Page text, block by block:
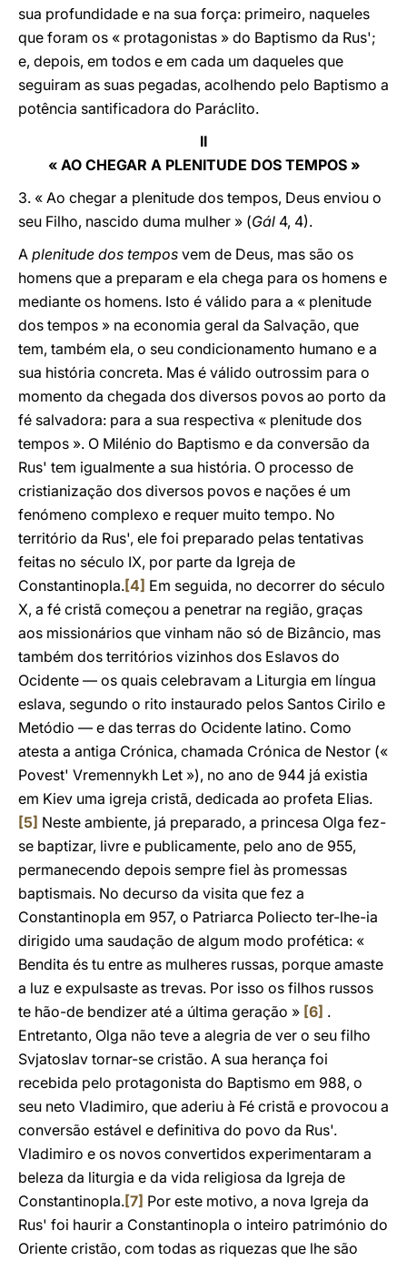
sua profundidade e na sua força: primeiro, naqueles
que foram os « protagonistas » do Baptismo da Rus';
e, depois, em todos e em cada um daqueles que
seguiram as suas pegadas, acolhendo pelo Baptismo a
potência santificadora do Paráclito.
II
« AO CHEGAR A PLENITUDE DOS TEMPOS »
3. « Ao chegar a plenitude dos tempos, Deus enviou o
seu Filho, nascido duma mulher » (Gál 4, 4).
A plenitude dos tempos vem de Deus, mas são os
homens que a preparam e ela chega para os homens e
mediante os homens. Isto é válido para a « plenitude
dos tempos » na economia geral da Salvação, que
tem, também ela, o seu condicionamento humano e a
sua história concreta. Mas é válido outrossim para o
momento da chegada dos diversos povos ao porto da
fé salvadora: para a sua respectiva « plenitude dos
tempos ». O Milénio do Baptismo e da conversão da
Rus' tem igualmente a sua história. O processo de
cristianização dos diversos povos e nações é um
fenómeno complexo e requer muito tempo. No
território da Rus', ele foi preparado pelas tentativas
feitas no século IX, por parte da Igreja de
Constantinopla.[4] Em seguida, no decorrer do século
X, a fé cristã começou a penetrar na região, graças
aos missionários que vinham não só de Bizâncio, mas
também dos territórios vizinhos dos Eslavos do
Ocidente — os quais celebravam a Liturgia em língua
eslava, segundo o rito instaurado pelos Santos Cirilo e
Metódio — e das terras do Ocidente latino. Como
atesta a antiga Crónica, chamada Crónica de Nestor («
Povest' Vremennykh Let »), no ano de 944 já existia
em Kiev uma igreja cristã, dedicada ao profeta Elias.
[5] Neste ambiente, já preparado, a princesa Olga fez-
se baptizar, livre e publicamente, pelo ano de 955,
permanecendo depois sempre fiel às promessas
baptismais. No decurso da visita que fez a
Constantinopla em 957, o Patriarca Poliecto ter-lhe-ia
dirigido uma saudação de algum modo profética: «
Bendita és tu entre as mulheres russas, porque amaste
a luz e expulsaste as trevas. Por isso os filhos russos
te hão-de bendizer até a última geração » [6] .
Entretanto, Olga não teve a alegria de ver o seu filho
Svjatoslav tornar-se cristão. A sua herança foi
recebida pelo protagonista do Baptismo em 988, o
seu neto Vladimiro, que aderiu à Fé cristã e provocou a
conversão estável e definitiva do povo da Rus'.
Vladimiro e os novos convertidos experimentaram a
beleza da liturgia e da vida religiosa da Igreja de
Constantinopla.[7] Por este motivo, a nova Igreja da
Rus' foi haurir a Constantinopla o inteiro património do
Oriente cristão, com todas as riquezas que lhe são